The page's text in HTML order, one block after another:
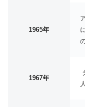
1965年
1967年